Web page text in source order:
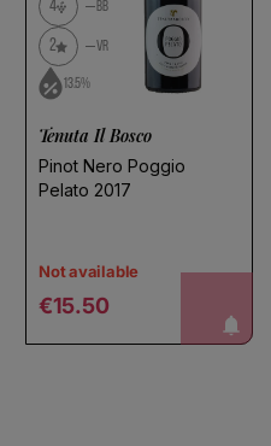
4 BB
2 VR
13.5%
Tenuta Il Bosco
Pinot Nero Poggio
Pelato 2017
Not available
Regular price
€15.50 notify me!